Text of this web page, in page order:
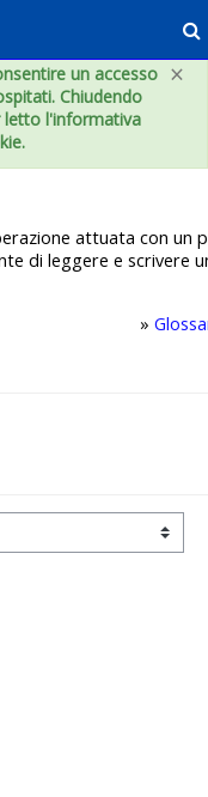
×
un accesso
Chiudendo
letto l'informativa
attuata con un
di leggere e scrivere
»